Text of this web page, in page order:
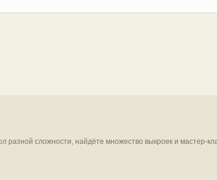
сложности, найдёте множество выкроек и мастер-